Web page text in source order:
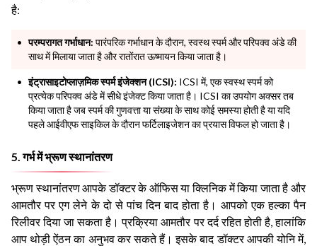
है:
परम्परागत गर्भाधान: पारंपरिक गर्भाधान के दौरान, स्वस्थ स्पर्म और परिपक्व अंडे की
साथ में मिलाया जाता है और रातोंरात ऊष्मायन किया जाता है।
इंट्रासाइटोप्लाज़मिक स्पर्म इंजेक्शन (ICSI): ICSI में, एक स्वस्थ स्पर्म को
प्रत्येक परिपक्व अंडे में सीधे इंजेक्ट किया जाता है। ICSI का उपयोग अक्सर तब
किया जाता है जब स्पर्म की गुणवत्ता या संख्या के साथ कोई समस्या होती है या यदि
पहले आईवीएफ साइकिल के दौरान फर्टिलाइजेशन का प्रयास विफल हो जाता है।
5. गर्भ में भ्रूण स्थानांतरण
भ्रूण स्थानांतरण आपके डॉक्टर के ऑफिस या क्लिनिक में किया जाता है और
आमतौर पर एग लेने के दो से पांच दिन बाद होता है। आपको एक हल्का पैन
रिलीवर दिया जा सकता है। प्रक्रिया आमतौर पर दर्द रहित होती है, हालांकि
आप थोड़ी ऐंठन का अनुभव कर सकते हैं। इसके बाद डॉक्टर आपकी योनि में,